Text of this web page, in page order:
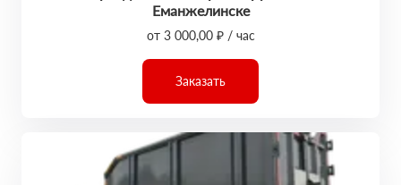
Еманжелинске
от 3 000,00 ₽ / час
Заказать